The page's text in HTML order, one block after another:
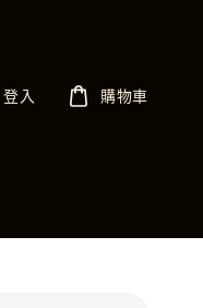
登入 購物車